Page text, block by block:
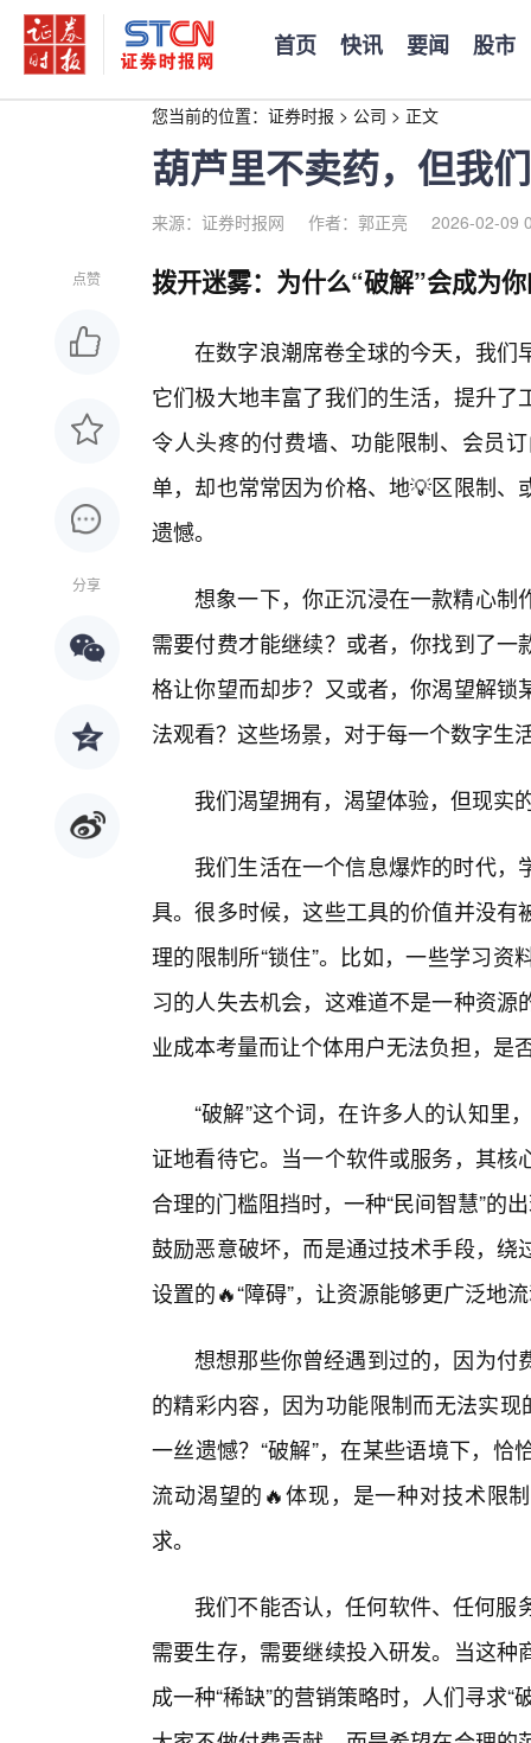
首页 快讯 要闻 股市
您当前的位置： 证券时报 > 公司 > 正文
葫芦里不卖药，但我
来源：证券时报网 作者：郭正亮 2026-02-09
点赞
分享
拨开迷雾：为什么“破解”会成为
在数字浪潮席卷全球的今天，我们
它们极大地丰富了我们的生活，提升
令人头疼的付费墙、功能限制、会员
单，却也常常因为价格、地💡区限制
遗憾。
想象一下，你正沉浸在一款精心制
需要付费才能继续？或者，你找到了
格让你望而却步？又或者，你渴望解
法观看？这些场景，对于每一个数字生
我们渴望拥有，渴望体验，但现实
我们生活在一个信息爆炸的时代
具。很多时候，这些工具的价值并没
理的限制所“锁住”。比如，一些学习
习的人失去机会，这难道不是一种资
业成本考量而让个体用户无法负担，是
“破解”这个词，在许多人的认知里
证地看待它。当一个软件或服务，其
合理的门槛阻挡时，一种“民间智慧”的
鼓励恶意破坏，而是通过技术手段，
设置的🔥“障碍”，让资源能够更广泛地
想想那些你曾经遇到过的，因为付
的精彩内容，因为功能限制而无法实
一丝遗憾？“破解”，在某些语境下，
流动渴望的🔥体现，是一种对技术限
求。
我们不能否认，任何软件、任何
需要生存，需要继续投入研发。当这
成一种“稀缺”的营销策略时，人们寻求